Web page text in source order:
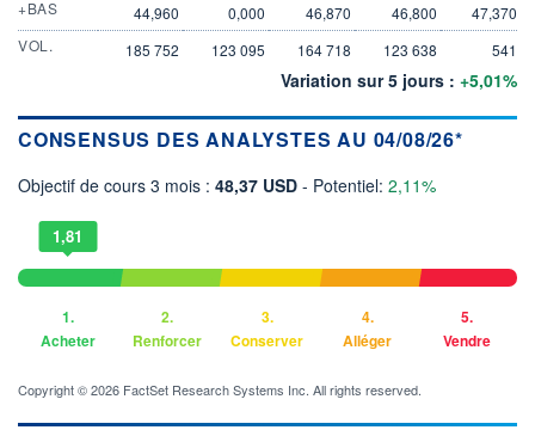
+BAS
44,960 0,000 46,870 46,800
47,370
VOL.
185 752 123 095 164 718 123 638 541
Variation sur 5 jours : +5,01%
CONSENSUS DES ANALYSTES AU 04/08/26*
Objectif de cours 3 mois : 48,37 USD - Potentiel: 2,11%
1,81
1.
Acheter
2.
Renforcer
3.
Conserver
4.
Alléger
5.
Vendre
Copyright © 2026 FactSet Research Systems Inc. All rights reserved.